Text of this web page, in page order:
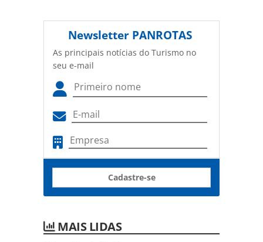
Newsletter PANROTAS
As principais notícias do Turismo no
seu e-mail
Cadastre-se
MAIS LIDAS